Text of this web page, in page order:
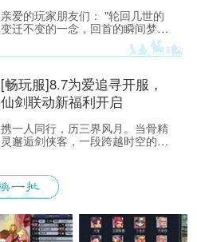
亲爱的玩家朋友们： "轮回几世的
变迁不变的一念，回首的瞬间梦醒
融化如雪，盛开为你埋葬的誓
言"——当这首熟悉的旋律响起，每
烟火中的少侠，心头都会泛起阵阵
涟漪。那一瞬的悸动，是我们在锦
瑟年华中与梦幻相遇的美好，也是
响。
[畅玩服]8.7为爱追寻开服，
仙剑联动新福利开启
携一人同行，历三界风月。当骨精
灵邂逅剑侠客，一段跨越时空的浪